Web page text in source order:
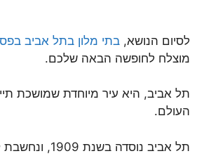
לסיום הנושא, בתי מלון בתל אביב
מוצלח לחופשה הבאה שלכם.
תל אביב, היא עיר מיוחדת שמושכת
העולם.
תל אביב נוסדה